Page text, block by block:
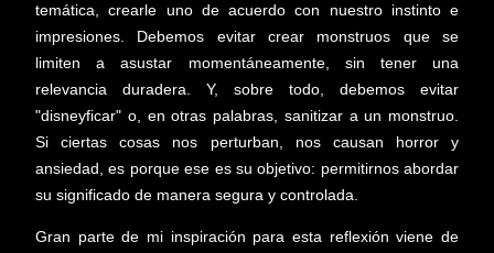
temática, crearle uno de acuerdo con nuestro instinto e
impresiones. Debemos evitar crear monstruos que se
limiten a asustar momentáneamente, sin tener una
relevancia duradera. Y, sobre todo, debemos evitar
"disneyficar" o, en otras palabras, sanitizar a un monstruo.
Si ciertas cosas nos perturban, nos causan horror y
ansiedad, es porque ese es su objetivo: permitirnos abordar
su significado de manera segura y controlada.
Gran parte de mi inspiración para esta reflexión viene de